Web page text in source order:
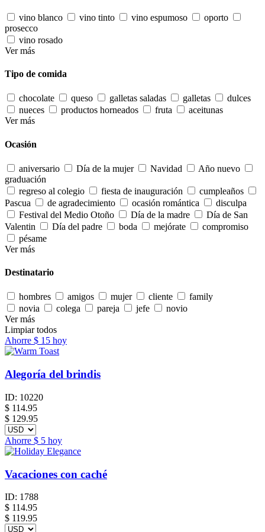
vino blanco vino tinto vino espumoso
oporto
prosecco
vino rosado
Ver más
Tipo de comida
chocolate queso galletas saladas galletas
dulces
nueces
productos horneados fruta
aceitunas
Ver más
Ocasión
aniversario Día de la mujer Navidad
Año nuevo
graduación
regreso al colegio
fiesta de inauguración
cumpleaños
Pascua
de agradecimiento ocasión romántica
disculpa
Festival del Medio Otoño
Día de la madre
Día de San
Valentin
Día del padre boda mejórate
compromiso
pésame
Ver más
Destinatario
hombres amigos mujer cliente
family
novia
colega pareja jefe
novio
Ver más
Limpiar todos
Ahorre $ 15 hoy
Alegoría del brindis
ID: 10220
$ 114.95
$ 129.95
Ahorre $ 5 hoy
Vacaciones con caché
ID: 1788
$ 114.95
$ 119.95